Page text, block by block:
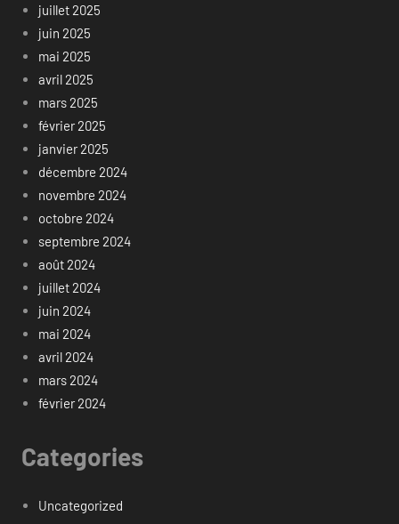
juillet 2025
juin 2025
mai 2025
avril 2025
mars 2025
février 2025
janvier 2025
décembre 2024
novembre 2024
octobre 2024
septembre 2024
août 2024
juillet 2024
juin 2024
mai 2024
avril 2024
mars 2024
février 2024
Categories
Uncategorized